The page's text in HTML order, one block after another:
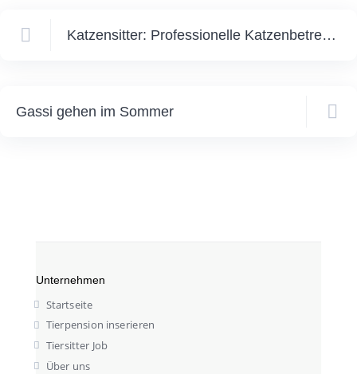
Katzensitter: Professionelle Katzenbetreuung
Gassi gehen im Sommer
Unternehmen
Startseite
Tierpension inserieren
Tiersitter Job
Über uns